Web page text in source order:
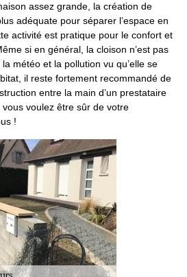
assez grande, la création de
adéquate pour séparer l’espace en
activité est pratique pour le confort et
si en général, la cloison n’est pas
météo et la pollution vu qu’elle se
il reste fortement recommandé de
entre la main d’un prestataire
voulez être sûr de votre
!